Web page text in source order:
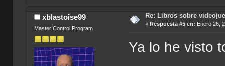
xblastoise99
Master Control Program
Re: Libros sobre
« Respuesta #5 en: Enero 26,
Ya lo he visto